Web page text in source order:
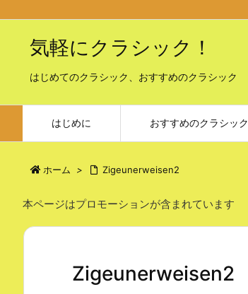
気軽にクラシック！
はじめてのクラシック、おすすめのクラシック
はじめに おすすめのクラシック
ホーム > Zigeunerweisen2
本ページはプロモーションが含まれています
Zigeunerweisen2